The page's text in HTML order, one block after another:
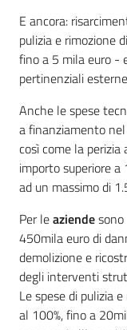
E ancora:
pulizia e rimozione
fino a 5 mila euro -
pertinenziali
Anche le spese
a finanziamento
così come la
importo superiore
ad un massimo di
Per leaziende
450mila euro di
demolizione e
degli interventi
Le spese di pulizia
al 100%, fino a